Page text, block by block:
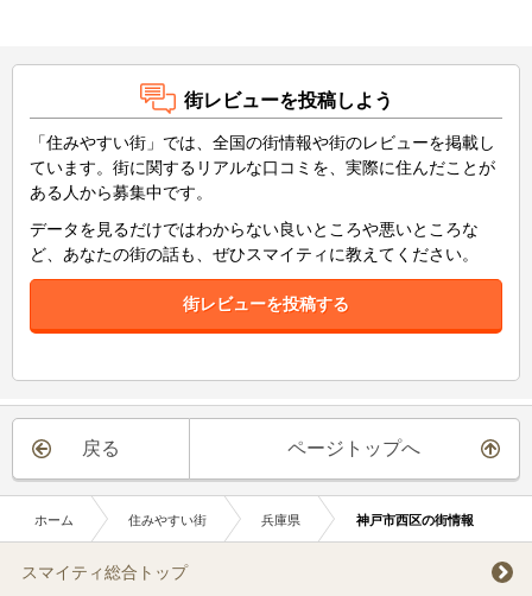
街レビューを投稿しよう
「住みやすい街」では、全国の街情報や街のレビューを掲載し
ています。街に関するリアルな口コミを、実際に住んだことが
ある人から募集中です。
データを見るだけではわからない良いところや悪いところな
ど、あなたの街の話も、ぜひスマイティに教えてください。
街レビューを投稿する
戻る ページトップへ
ホーム 住みやすい街 兵庫県 神戸市西区の街情報
スマイティ総合トップ